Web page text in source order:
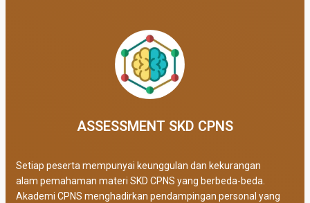
ASSESSMENT SKD CPNS
Setiap peserta mempunyai keunggulan dan kekurangan
alam pemahaman materi SKD CPNS yang berbeda-beda.
Akademi CPNS menghadirkan pendampingan personal yang